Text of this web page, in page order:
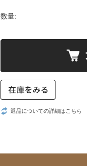
数量:
返品についての詳細はこちら